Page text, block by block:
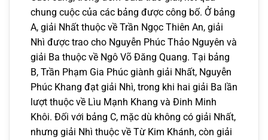
chung cuộc của các bảng được công bố. Ở bảng
A, giải Nhất thuộc về Trần Ngọc Thiên An, giải
Nhì được trao cho Nguyễn Phúc Thảo Nguyên và
giải Ba thuộc về Ngô Võ Đăng Quang. Tại bảng
B, Trần Phạm Gia Phúc giành giải Nhất, Nguyễn
Phúc Khang đạt giải Nhì, trong khi hai giải Ba lần
lượt thuộc về Lìu Mạnh Khang và Đinh Minh
Khôi. Đối với bảng C, mặc dù không có giải Nhất,
nhưng giải Nhì thuộc về Từ Kim Khánh, còn giải